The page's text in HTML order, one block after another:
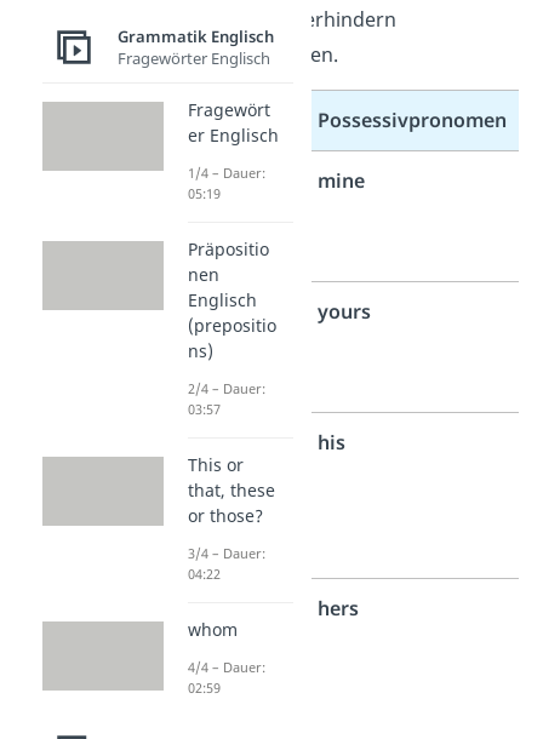
und verhindern
Wiederholungen.
Person Possessivpronomen
1.
Singular
mine
2.
Person
Singular
yours
Person
Singular
männlich
his
Person
Singular
hers
Grammatik Englisch
Fragewörter Englisch
Fragewört
er Englisch
1/4 – Dauer:
05:19
Präpositio
nen
Englisch
(prepositio
ns)
2/4 – Dauer:
03:57
This or
that, these
or those?
3/4 – Dauer:
04:22
whom
4/4 – Dauer:
02:59